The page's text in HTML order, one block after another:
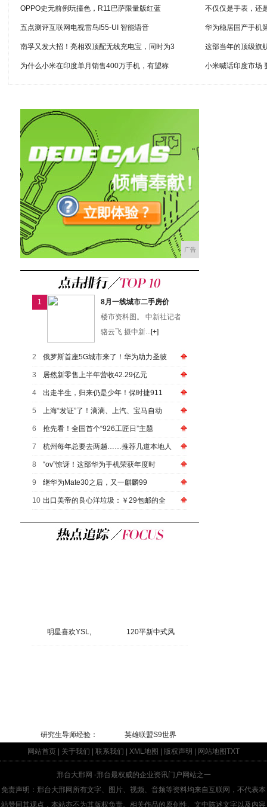
OPPO史无前例玩撞色，R11巴萨限量版红蓝 不仅仅是手表，还
五点测评互联网电视雷鸟I55-UI 智能语音 华为稳居国产手机
南孚又发大招！亮相双顶配无线充电宝，同时为3 这部当年的顶级旗
为什么小米在印度单月销售400万手机，有望称 小米喊话印度市场
广告
1
8月一线城市二手房价
楼市资料图。 中新社记者
骆云飞 摄中新...[+]
2 俄罗斯首座5G城市来了！华为助力圣彼
3 居然新零售上半年营收42.29亿元
4 出走半生，归来仍是少年！保时捷911
5 上海“发证”了！滴滴、上汽、宝马自动
6 抢先看！全国首个“926工匠日”主题
7 杭州每年总要去两趟……推荐几道本地人
8 “ov”惊讶！这部华为手机荣获年度时
9 继华为Mate30之后，又一麒麟99
10 出口美帝的良心洋垃圾：￥29包邮的全
明星喜欢YSL, 120平新中式风
研究生导师经验：
英雄联盟S9世界
网站首页
关于我们 联系我们 XML地图 版权声明 网站地图TXT
邢台大邢网 -邢台最权威的企业资讯门户网站之一
免责声明：邢台大邢网所有文字、图片、视频、音频等资料均来自互联网，不代表本
站赞同其观点，本站亦不为其版权负责。相关作品的原创性、文中陈述文字以及内容